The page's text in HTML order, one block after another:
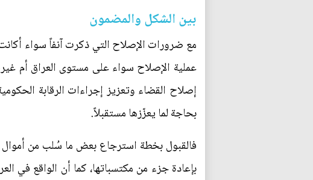
بين الشكل والمضمون
مع ضرورات الإصلاح التي ذكرت آنفاً سواء
عملية الإصلاح سواء على مستوى العراق أم
إصلاح القضاء وتعزيز إجراءات الرقابة
بحاجة لما يعزّزها مستقبلاً.
فالقبول بخطة استرجاع بعض ما سُلب من أموال
بإعادة جزء من مكتسباتها، كما أن الواقع في